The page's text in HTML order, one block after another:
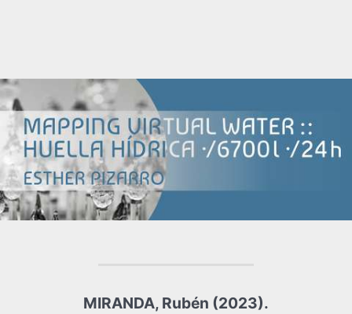
MIRANDA, Rubén (2023).